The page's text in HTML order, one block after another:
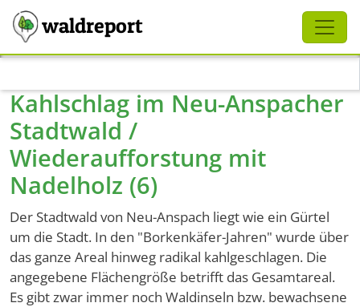
waldreport
Kahlschlag im Neu-Anspacher
Stadtwald /
Wiederaufforstung mit
Nadelholz (6)
Der Stadtwald von Neu-Anspach liegt wie ein Gürtel
um die Stadt. In den "Borkenkäfer-Jahren" wurde über
das ganze Areal hinweg radikal kahlgeschlagen. Die
angegebene Flächengröße betrifft das Gesamtareal.
Es gibt zwar immer noch Waldinseln bzw. bewachsene
Schliessen